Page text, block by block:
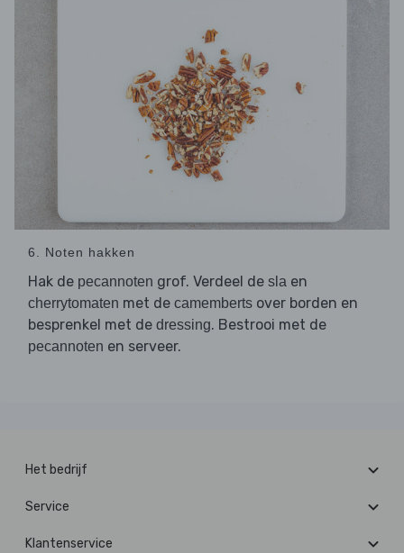
6. Noten hakken
Hak de pecannoten grof. Verdeel de sla en
cherrytomaten met de camemberts over borden en
besprenkel met de dressing. Bestrooi met de
pecannoten en serveer.
Het bedrijf
Service
Klantenservice